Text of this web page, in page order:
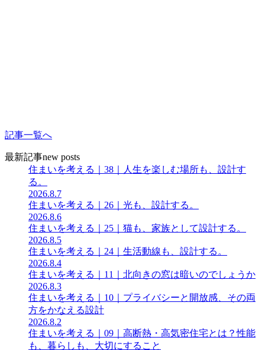
記事一覧へ
最新記事new posts
住まいを考える｜38｜人生を楽しむ場所も、設計す
る。
2026.8.7
住まいを考える｜26｜光も、設計する。
2026.8.6
住まいを考える｜25｜猫も、家族として設計する。
2026.8.5
住まいを考える｜24｜生活動線も、設計する。
2026.8.4
住まいを考える｜11｜北向きの窓は暗いのでしょうか
2026.8.3
住まいを考える｜10｜プライバシーと開放感、その両
方をかなえる設計
2026.8.2
住まいを考える｜09｜高断熱・高気密住宅とは？性能
も、暮らしも、大切にすること